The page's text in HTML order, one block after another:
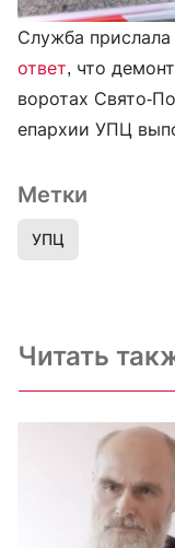
Служба
ответ, что
воротах Свято-
епархии УПЦ
Метки
УПЦ
Читать